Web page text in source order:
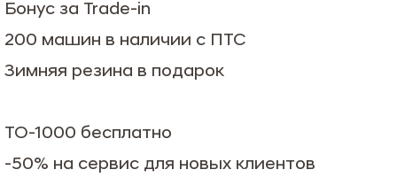
Бонус за Trade-in
200 машин в наличии с ПТС
Зимняя резина в подарок
ТО-1000 бесплатно
-50% на сервис для новых клиентов